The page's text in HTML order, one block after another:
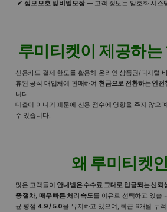
정보 보호 및 비밀보장— 고객 정보는 암호화 시스
루미티켓이 제공하는
신용카드 결제 한도를 활용해 온라인 상품권/디지털
휴된 공식 매입처에 판매하여 현금으로 전환하는 안전
니다.
대출이 아니기 때문에 신용 점수에 영향을 주지 않으
수 있습니다.
왜 루미티켓
많은 고객들이 안내받은 수수료 그대로 입금되는 신뢰
증 절차, 매우 빠른 처리 속도를 이유로 선택하고 있습
균 평점 4.9 / 5.0을 유지하고 있으며, 최근 6개월 누